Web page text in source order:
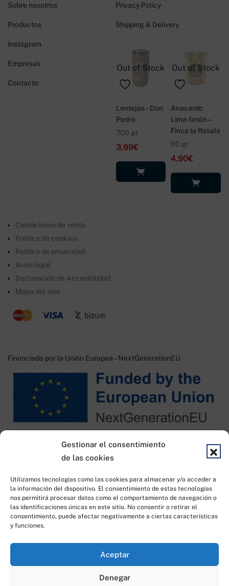
Gestionar el consentimiento
de las cookies
Utilizamos tecnologías como las cookies para almacenar y/o acceder a
la información del dispositivo. El consentimiento de estas tecnologías
nos permitirá procesar datos como el comportamiento de navegación o
las identificaciones únicas en este sitio. No consentir o retirar el
consentimiento, puede afectar negativamente a ciertas características
y funciones.
Aceptar
Denegar
Sobre nosotros
Productos
Instagram
Empresas
Contacto
Privacy Policy
Shipping & Delivery
Out of Stock
Lentejas – Don
Pedro
700 gr
3,99€
Out of Stock
Anacardo
Lima-limón –
Finca la Rosala
90 gr
4,90€
Condiciones de venta
Política de cookies
Política de privacidad
Aviso legal
Declaración de Accesibilidad
Mapa del sitio
Financiado por la Unión Europea – NextGenerationEU
Todos los derechos reservados © 2023
Consulting